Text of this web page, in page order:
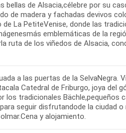
bellas de Alsacia,célebre por su
de madera y fachadas devivos
La PetiteVenise, donde las
emblemáticas de la
ruta de los viñedos de Alsacia,
a las puertas de la SelvaNegra.
Catedral de Friburgo, joya del
los tradicionales Bächle,pequeños
seguir disfrutandode la ciudad o
y alojamiento.